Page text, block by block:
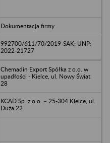
Dokumentacja firmy
992700/611/70/2019-SAK; UNP:
2022-21727
Chemadin Export Spółka z o.o. w
upadłości - Kielce, ul. Nowy Świat
28
KCAD Sp. z o.o. – 25-304 Kielce, ul.
Duża 22